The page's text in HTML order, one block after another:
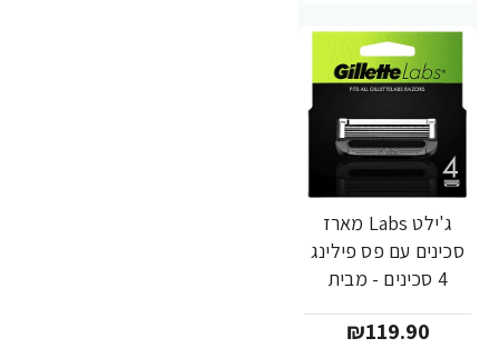
ג'ילט Labs מארז
סכינים עם פס פילינג
4 סכינים - מבית
₪119.90